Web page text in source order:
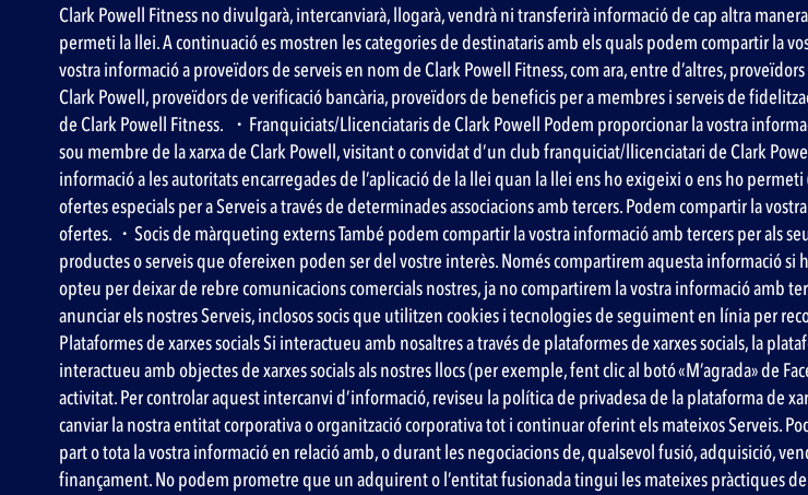
Clark Powell Fitness no divulgarà, intercanviarà, llogarà, vendrà ni transferirà informació de cap altra
permeti la llei. A continuació es mostren les categories de destinataris amb els quals podem compartir la
vostra informació a proveïdors de serveis en nom de Clark Powell Fitness, com ara, entre d’altres,
Clark Powell, proveïdors de verificació bancària, proveïdors de beneficis per a membres i serveis de
de Clark Powell Fitness. ‍ ・Franquiciats/Llicenciataris de Clark Powell Podem proporcionar la vostra
sou membre de la xarxa de Clark Powell, visitant o convidat d’un club franquiciat/llicenciatari de Clark
informació a les autoritats encarregades de l’aplicació de la llei quan la llei ens ho exigeixi o ens ho
ofertes especials per a Serveis a través de determinades associacions amb tercers. Podem compartir la
ofertes. ・Socis de màrqueting externs També podem compartir la vostra informació amb tercers per als
productes o serveis que ofereixen poden ser del vostre interès. Només compartirem aquesta informació si
opteu per deixar de rebre comunicacions comercials nostres, ja no compartirem la vostra informació amb
anunciar els nostres Serveis, inclosos socis que utilitzen cookies i tecnologies de seguiment en línia per
Plataformes de xarxes socials Si interactueu amb nosaltres a través de plataformes de xarxes socials, la
interactueu amb objectes de xarxes socials als nostres llocs (per exemple, fent clic al botó «M’agrada» de
activitat. Per controlar aquest intercanvi d’informació, reviseu la política de privadesa de la plataforma de
canviar la nostra entitat corporativa o organització corporativa tot i continuar oferint els mateixos Serveis.
part o tota la vostra informació en relació amb, o durant les negociacions de, qualsevol fusió, adquisició,
finançament. No podem prometre que un adquirent o l’entitat fusionada tingui les mateixes pràctiques